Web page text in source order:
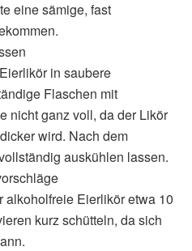
eine sämige, fast
in saubere
Flaschen mit
nicht ganz voll, da der Likör
wird. Nach dem
auskühlen lassen.
alkoholfreie Eierlikör etwa 10
kurz schütteln, da sich